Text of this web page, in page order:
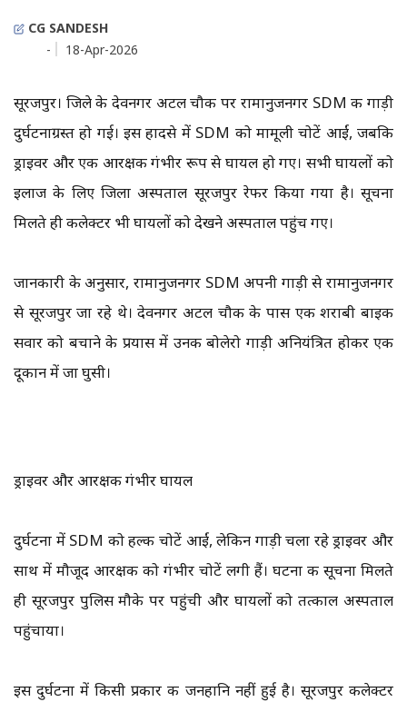
CG SANDESH
-
18-Apr-2026
सूरजपुर। जिले के देवनगर अटल चौक पर रामानुजनगर SDM की गाड़ी
दुर्घटनाग्रस्त हो गई। इस हादसे में SDM को मामूली चोटें आईं, जबकि
ड्राइवर और एक आरक्षक गंभीर रूप से घायल हो गए। सभी घायलों को
इलाज के लिए जिला अस्पताल सूरजपुर रेफर किया गया है। सूचना
मिलते ही कलेक्टर भी घायलों को देखने अस्पताल पहुंच गए।
जानकारी के अनुसार, रामानुजनगर SDM अपनी गाड़ी से रामानुजनगर
से सूरजपुर जा रहे थे। देवनगर अटल चौक के पास एक शराबी बाइक
सवार को बचाने के प्रयास में उनकी बोलेरो गाड़ी अनियंत्रित होकर एक
दूकान में जा घुसी।
ड्राइवर और आरक्षक गंभीर घायल
दुर्घटना में SDM को हल्की चोटें आईं, लेकिन गाड़ी चला रहे ड्राइवर और
साथ में मौजूद आरक्षक को गंभीर चोटें लगी हैं। घटना की सूचना मिलते
ही सूरजपुर पुलिस मौके पर पहुंची और घायलों को तत्काल अस्पताल
पहुंचाया।
इस दुर्घटना में किसी प्रकार की जनहानि नहीं हुई है। सूरजपुर कलेक्टर